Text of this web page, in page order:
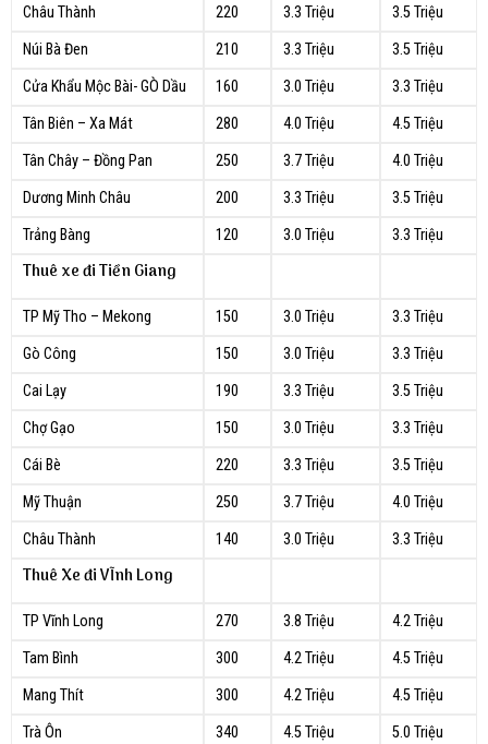
Châu Thành 220 3.3 Triệu
3.5 Triệu
Núi Bà Đen
210 3.3 Triệu
3.5 Triệu
Cửa Khẩu Mộc Bài- GÒ Dầu
160 3.0 Triệu
3.3 Triệu
Tân Biên – Xa Mát
280 4.0 Triệu
4.5 Triệu
Tân Chây – Đồng Pan
250 3.7 Triệu
4.0 Triệu
Dương Minh Châu
200 3.3 Triệu
3.5 Triệu
Trảng Bàng
120 3.0 Triệu 3.3 Triệu
Thuê xe đi Tiền Giang
TP Mỹ Tho – Mekong 150 3.0 Triệu
3.3 Triệu
Gò Công
150 3.0 Triệu
3.3 Triệu
Cai Lạy
190 3.3 Triệu
3.5 Triệu
Chợ Gạo
150 3.0 Triệu
3.3 Triệu
Cái Bè
220 3.3 Triệu
3.5 Triệu
Mỹ Thuận
250 3.7 Triệu
4.0 Triệu
Châu Thành
140 3.0 Triệu 3.3 Triệu
Thuê Xe đi VĨnh Long
TP Vĩnh Long 270 3.8 Triệu
4.2 Triệu
Tam Bình
300 4.2 Triệu
4.5 Triệu
Mang Thít
300 4.2 Triệu
4.5 Triệu
Trà Ôn
340 4.5 Triệu
5.0 Triệu